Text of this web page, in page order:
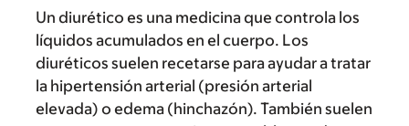
Un diurético es una medicina que controla los
líquidos acumulados en el cuerpo. Los
diuréticos suelen recetarse para ayudar a tratar
la hipertensión arterial (presión arterial
elevada) o edema (hinchazón). También suelen